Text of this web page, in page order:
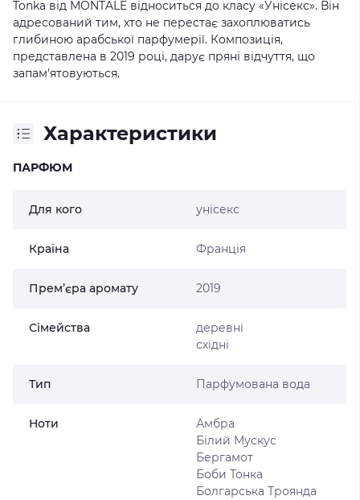
Tonka від MONTALE відноситься до класу «Унісекс». Він
адресований тим, хто не перестає захоплюватись
глибиною арабської парфумерії. Композиція,
представлена ​​в 2019 році, дарує пряні відчуття, що
запам'ятовуються.
Характеристики
ПАРФЮМ
Для кого унісекс
Країна Франція
Прем’єра аромату 2019
Сімейства
деревні
східні
Тип Парфумована вода
Ноти
Амбра
Білий Мускус
Бергамот
Боби Тонка
Болгарська Троянда